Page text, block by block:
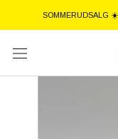
SOMMERUDSALG